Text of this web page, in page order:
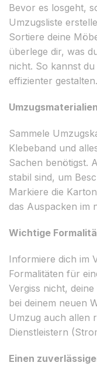
Bevor es losgeht,
Umzugsliste
Sortiere deine
überlege dir, was
nicht. So kannst
effizienter gestalten.
Sammele
Klebeband und
Sachen benötigst.
stabil sind, um
Markiere die
das Auspacken im
Wichtige
Informiere dich im
Formalitäten für
Vergiss nicht,
bei deinem neuen
Umzug auch allen
Dienstleistern
Einen